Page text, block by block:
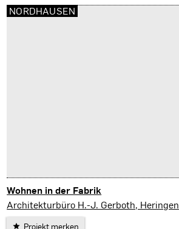
Wohnen in der Fabrik
Nordhausen
Architekturbüro H.-J. Gerboth, Heringen
Projekt merken
NORDHAUSEN